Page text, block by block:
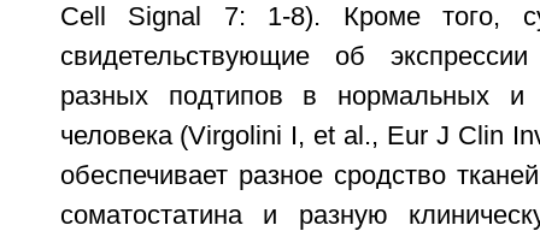
Cell Signal 7: 1-8). Кроме того,
свидетельствующие об
разных подтипов в нормальных и
человека (Virgolini I, et al., Eur J Clin
обеспечивает разное сродство
соматостатина и разную